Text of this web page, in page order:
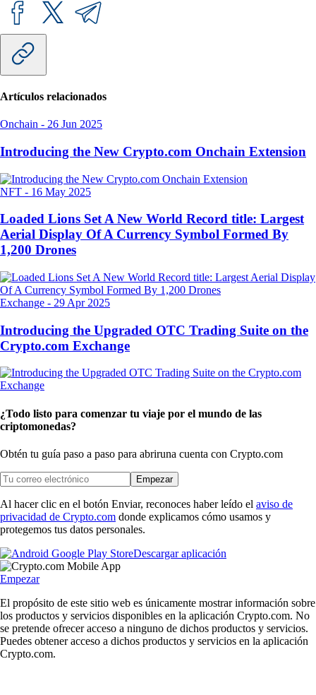
Artículos relacionados
Onchain - 26 Jun 2025
Introducing the New Crypto.com Onchain Extension
NFT - 16 May 2025
Loaded Lions Set A New World Record title: Largest
Aerial Display Of A Currency Symbol Formed By
1,200 Drones
Exchange - 29 Apr 2025
Introducing the Upgraded OTC Trading Suite on the
Crypto.com Exchange
¿Todo listo para comenzar tu viaje por el mundo de las
criptomonedas?
Obtén tu guía paso a paso para abriruna cuenta con Crypto.com
Empezar
Al hacer clic en el botón Enviar, reconoces haber leído el aviso de
privacidad de Crypto.com donde explicamos cómo usamos y
protegemos tus datos personales.
Descargar aplicación
Empezar
El propósito de este sitio web es únicamente mostrar información sobre
los productos y servicios disponibles en la aplicación Crypto.com. No
se pretende ofrecer acceso a ninguno de dichos productos y servicios.
Puedes obtener acceso a dichos productos y servicios en la aplicación
Crypto.com.